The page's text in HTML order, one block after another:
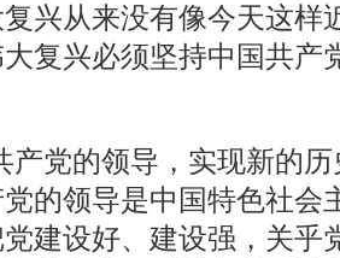
兴从来没有像今天这样
复兴必须坚持中国共产
产党的领导，实现新的
的领导是中国特色社会
建设好、建设强，关乎